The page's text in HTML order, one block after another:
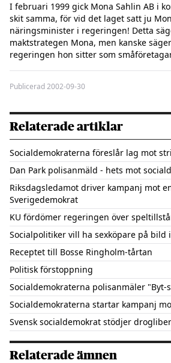
I februari 1999 gick Mona Sahlin AB i
skit samma, för vid det laget satt ju
näringsminister i regeringen! Detta
maktstrategen Mona, men kanske
regeringen hon sitter som
Publicerad2002-09-30
Relaterade artiklar
Socialdemokraterna föreslår lag mot
Dan Park polisanmäld - hets mot
Riksdagsledamot driver kampanj mot
Sverigedemokrat
KU fördömer regeringen över
Socialpolitiker vill ha sexköpare på bild
Receptet till Bosse Ringholm-tårtan
Politisk förstoppning
Socialdemokraterna polisanmäler "Byt-
Socialdemokraterna startar kampanj
Svensk socialdemokrat stödjer
Relaterade ämnen